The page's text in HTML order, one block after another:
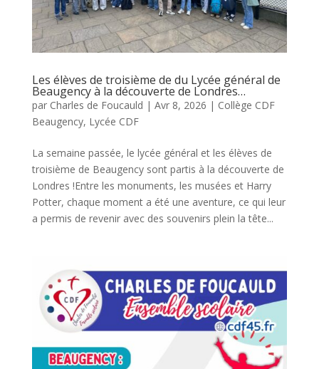
Les élèves de troisième de du Lycée général de
Beaugency à la découverte de Londres…
par Charles de Foucauld | Avr 8, 2026 | Collège CDF
Beaugency, Lycée CDF
La semaine passée, le lycée général et les élèves de
troisième de Beaugency sont partis à la découverte de
Londres !Entre les monuments, les musées et Harry
Potter, chaque moment a été une aventure, ce qui leur
a permis de revenir avec des souvenirs plein la tête...